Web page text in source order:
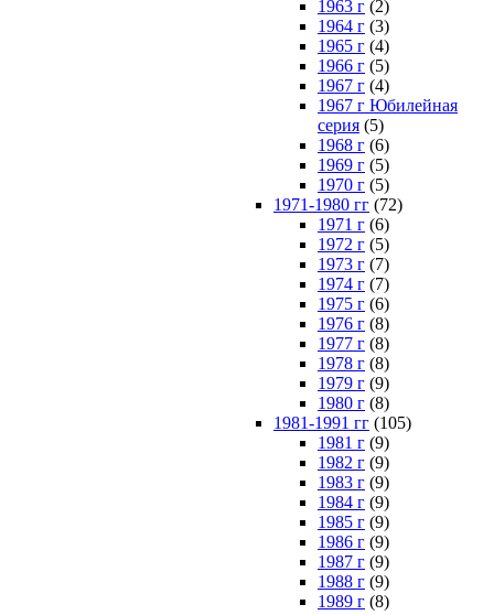
1963 г (2)
1964 г (3)
1965 г (4)
1966 г (5)
1967 г (4)
1967 г Юбилейная
серия (5)
1968 г (6)
1969 г (5)
1970 г (5)
1971-1980 гг (72)
1971 г (6)
1972 г (5)
1973 г (7)
1974 г (7)
1975 г (6)
1976 г (8)
1977 г (8)
1978 г (8)
1979 г (9)
1980 г (8)
1981-1991 гг (105)
1981 г (9)
1982 г (9)
1983 г (9)
1984 г (9)
1985 г (9)
1986 г (9)
1987 г (9)
1988 г (9)
1989 г (8)